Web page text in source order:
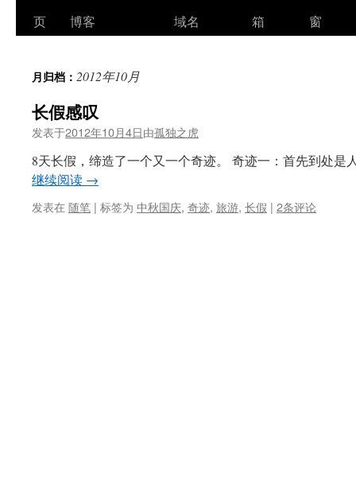
至
文
页
博客
域名
箱
窗
月归档： 2012年10月
长假感叹
发表于2012年10月4日由孤独之虎
8天长假，缔造了一个又一个奇迹。 奇迹一：首先到处
继续阅读 →
发表在 随笔 | 标签为 中秋国庆, 奇迹, 旅游, 长假 | 2条评论